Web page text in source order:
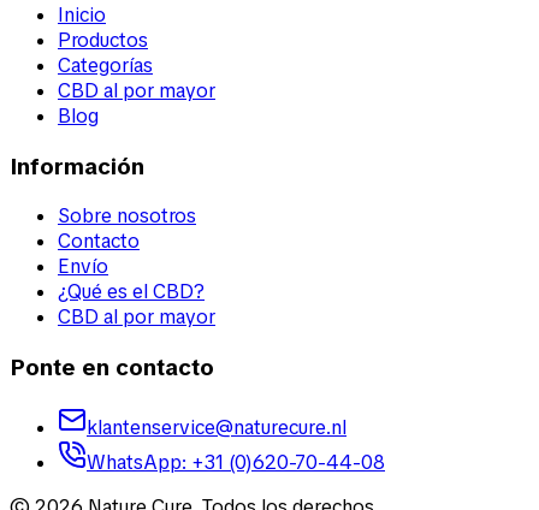
Inicio
Productos
Categorías
CBD al por mayor
Blog
Información
Sobre nosotros
Contacto
Envío
¿Qué es el CBD?
CBD al por mayor
Ponte en contacto
klantenservice@naturecure.nl
WhatsApp: +31 (0)620-70-44-08